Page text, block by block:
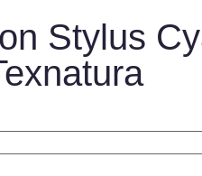
Stylus